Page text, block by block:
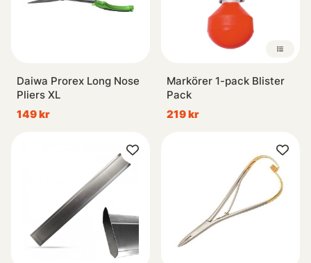
Daiwa Prorex Long Nose
Pliers XL
149 kr
Markörer 1-pack Blister
Pack
219 kr